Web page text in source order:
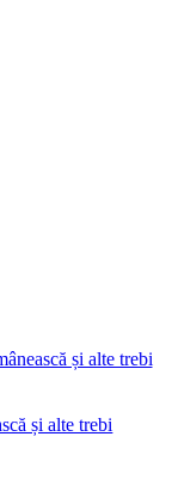
și alte trebi